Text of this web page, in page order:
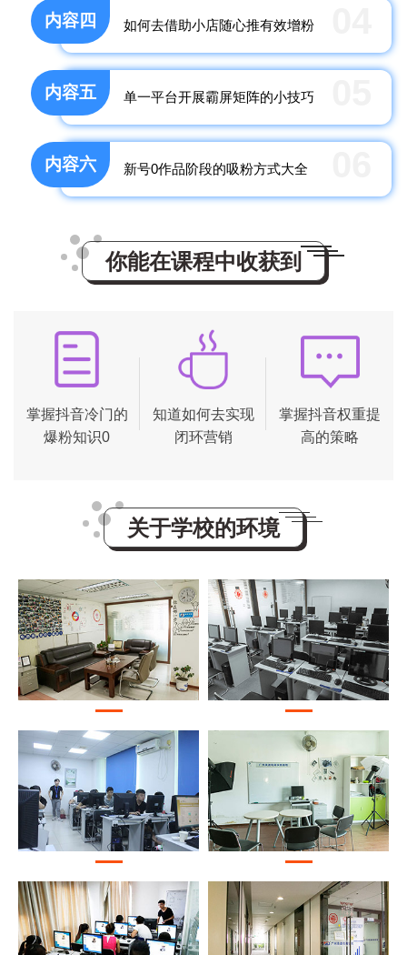
内容四 如何去借助小店随心推有效增粉
内容五 单一平台开展霸屏矩阵的小技巧
内容六 新号0作品阶段的吸粉方式大全
你能在课程中收获到
掌握抖音冷门的
爆粉知识0
知道如何去实现
闭环营销
掌握抖音权重提
高的策略
关于学校的环境